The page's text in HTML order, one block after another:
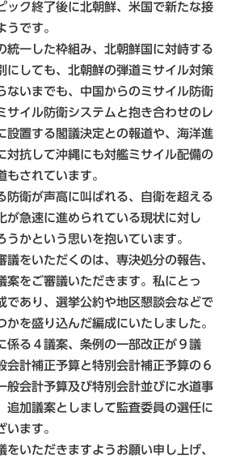
ック終了後に北朝鮮、米国で新たな接
うです。
一した枠組み、北朝鮮国に対峙する
にしても、北朝鮮の弾道ミサイル対策
ないまでも、中国からのミサイル防衛
サイル防衛システムと抱き合わせのレ
設置する閣議決定との報道や、海洋進
対抗して沖縄にも対艦ミサイル配備の
されています。
衛が声高に叫ばれる、自衛を超える
が急速に進められている現状に対し
うかという思いを抱いています。
をいただくのは、専決処分の報告、
案をご審議いただきます。私にとっ
であり、選挙公約や地区懇談会などで
かを盛り込んだ編成にいたしました。
る４議案、条例の一部改正が９議
会計補正予算と特別会計補正予算の６
般会計予算及び特別会計並びに水道事
追加議案としまして監査委員の選任に
います。
いただきますようお願い申し上げ、